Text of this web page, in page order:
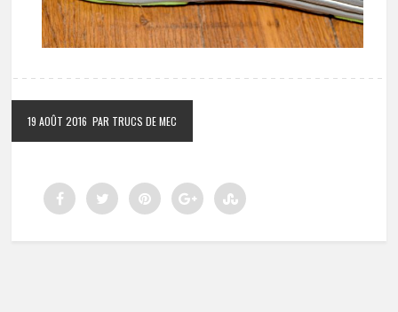
19 AOÛT 2016 PAR TRUCS DE MEC